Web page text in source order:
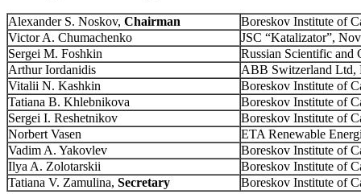
Alexander S. Noskov, Chairman
Boreskov Institute of
Victor A. Chumachenko
JSC “Katalizator”,
Sergei M. Foshkin
Russian Scientific and
Arthur Iordanidis
ABB Switzerland Ltd,
Vitalii N. Kashkin
Boreskov Institute of
Tatiana B. Khlebnikova
Boreskov Institute of
Sergei I. Reshetnikov
Boreskov Institute of
Norbert Vasen
ETA Renewable
Vadim A. Yakovlev
Boreskov Institute of
Ilya A. Zolotarskii
Boreskov Institute of
Tatiana V. Zamulina, Secretary Boreskov Institute of